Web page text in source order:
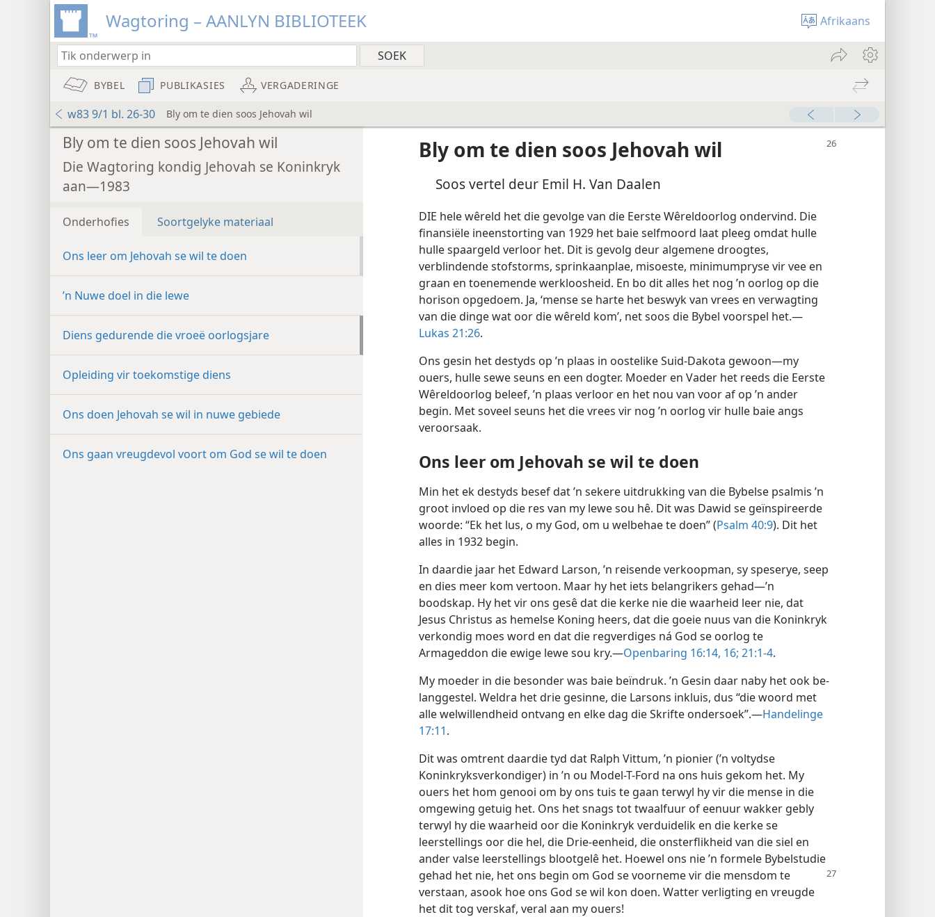
Wagtoring – AANLYN BIBLIOTEEK Afrikaans
BYBEL PUBLIKASIES VERGADERINGE
w83 9/1 bl. 26-30 Bly om te dien soos Jehovah wil
Bly om te dien soos Jehovah wil
Die Wagtoring kondig Jehovah se Koninkryk
aan—1983
Onderhofies Soortgelyke materiaal
Ons leer om Jehovah se wil te doen
’n Nuwe doel in die lewe
Diens gedurende die vroeë oorlogsjare
Opleiding vir toekomstige diens
Ons doen Jehovah se wil in nuwe gebiede
Ons gaan vreugdevol voort om God se wil te doen
Bly om te dien soos Jehovah wil
Soos vertel deur Emil H. Van Daalen
DIE hele wêreld het die gevolge van die Eerste Wêreldoorlog ondervind. Die
finansiële ineenstorting van 1929 het baie selfmoord laat pleeg omdat hulle
hulle spaargeld verloor het. Dit is gevolg deur algemene droogtes,
verblindende stofstorms, sprinkaanplae, misoeste, minimumpryse vir vee en
graan en toenemende werkloosheid. En bo dit alles het nog ’n oorlog op die
horison opgedoem. Ja, ‘mense se harte het beswyk van vrees en verwagting
van die dinge wat oor die wêreld kom’, net soos die Bybel voorspel het.—
Lukas 21:26.
Ons gesin het destyds op ’n plaas in oostelike Suid-Dakota gewoon—my
ouers, hulle sewe seuns en een dogter. Moeder en Vader het reeds die Eerste
Wêreldoorlog beleef, ’n plaas verloor en het nou van voor af op ’n ander
begin. Met soveel seuns het die vrees vir nog ’n oorlog vir hulle baie angs
veroorsaak.
Ons leer om Jehovah se wil te doen
Min het ek destyds besef dat ’n sekere uitdrukking van die Bybelse psalmis ’n
groot invloed op die res van my lewe sou hê. Dit was Dawid se geïnspireerde
woorde: “Ek het lus, o my God, om u welbehae te doen” (Psalm 40:9). Dit het
alles in 1932 begin.
In daardie jaar het Edward Larson, ’n reisende verkoopman, sy speserye, seep
en dies meer kom vertoon. Maar hy het iets belangrikers gehad—’n
boodskap. Hy het vir ons gesê dat die kerke nie die waarheid leer nie, dat
Jesus Christus as hemelse Koning heers, dat die goeie nuus van die Koninkryk
verkondig moes word en dat die regverdiges ná God se oorlog te
Armageddon die ewige lewe sou kry.—Openbaring 16:14, 16; 21:1-4.
My moeder in die besonder was baie beïndruk. ’n Gesin daar naby het ook be-
langgestel. Weldra het drie gesinne, die Larsons inkluis, dus “die woord met
alle welwillendheid ontvang en elke dag die Skrifte ondersoek”.—Handelinge
17:11.
Dit was omtrent daardie tyd dat Ralph Vittum, ’n pionier (’n voltydse
Koninkryksverkondiger) in ’n ou Model-T-Ford na ons huis gekom het. My
ouers het hom genooi om by ons tuis te gaan terwyl hy vir die mense in die
omgewing getuig het. Ons het snags tot twaalfuur of eenuur wakker gebly
terwyl hy die waarheid oor die Koninkryk verduidelik en die kerke se
leerstellings oor die hel, die Drie-eenheid, die onsterflikheid van die siel en
ander valse leerstellings blootgelê het. Hoewel ons nie ’n formele Bybelstudie
gehad het nie, het ons begin om God se voorneme vir die mensdom te
verstaan, asook hoe ons God se wil kon doen. Watter verligting en vreugde
het dit tog verskaf, veral aan my ouers!